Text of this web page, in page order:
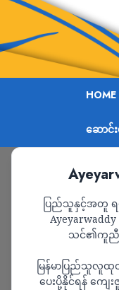
HOME
ဆောင်း
ပြည်သူနှင့်အတူ
သင်၏ကူညီ
မြန်မာပြည်သူလူ
ပေးပို့နိုင်ရန် ကျေ